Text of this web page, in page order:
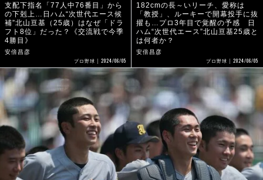
支配下指名「77人中76番目」から
の下剋上…日ハム“次世代エース候
補”北山亘基（25歳）はなぜ「ドラ
フト8位」だった？《交流戦で今季
4勝目》
安倍昌彦
プロ野球 2024/06/05
182cmの長～いリーチ、愛称は
「教授」、ルーキーで開幕投手に抜
擢も…プロ3年目で覚醒の予感 日
ハム“次世代エース”北山亘基25歳と
は何者か？
安倍昌彦
プロ野球 2024/06/05